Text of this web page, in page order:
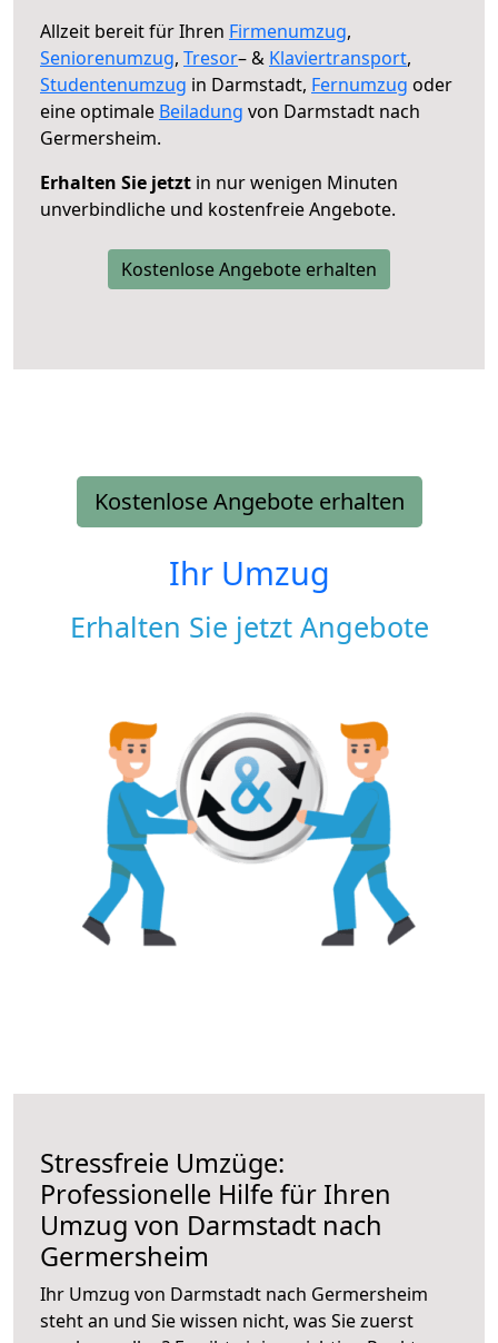
Allzeit bereit für Ihren Firmenumzug,
Seniorenumzug, Tresor– & Klaviertransport,
Studentenumzug in Darmstadt, Fernumzug oder
eine optimale Beiladung von Darmstadt nach
Germersheim.
Erhalten Sie jetzt in nur wenigen Minuten
unverbindliche und kostenfreie Angebote.
Kostenlose Angebote erhalten
Kostenlose Angebote erhalten
Ihr Umzug
Erhalten Sie jetzt Angebote
Stressfreie Umzüge:
Professionelle Hilfe für Ihren
Umzug von Darmstadt nach
Germersheim
Ihr Umzug von Darmstadt nach Germersheim
steht an und Sie wissen nicht, was Sie zuerst